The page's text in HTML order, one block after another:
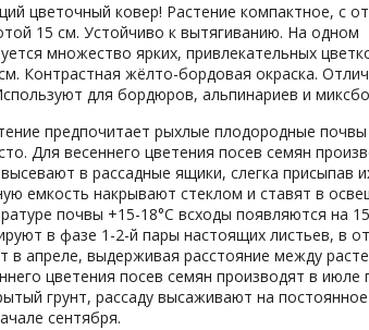
цветочный ковер! Растение компактное, с
15 см. Устойчиво к вытягиванию. На одном
множество ярких, привлекательных
Контрастная жёлто-бордовая окраска.
для бордюров, альпинариев и
предпочитает рыхлые плодородные почвы
Для весеннего цветения посев семян
в рассадные ящики, слегка присыпав
емкость накрывают стеклом и ставят в
почвы +15-18°C всходы появляются на
в фазе 1-2-й пары настоящих листьев, в
в апреле, выдерживая расстояние между
цветения посев семян производят в июле
грунт, рассаду высаживают на
сентября.